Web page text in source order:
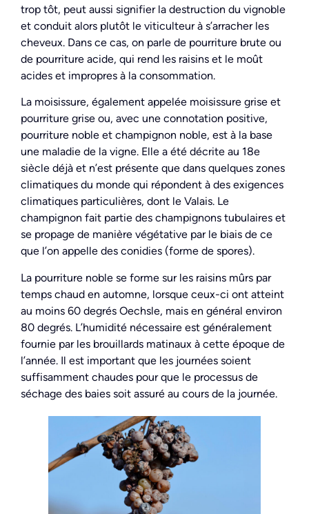
trop tôt, peut aussi signifier la destruction du vignoble
et conduit alors plutôt le viticulteur à s’arracher les
cheveux. Dans ce cas, on parle de pourriture brute ou
de pourriture acide, qui rend les raisins et le moût
acides et impropres à la consommation.
La moisissure, également appelée moisissure grise et
pourriture grise ou, avec une connotation positive,
pourriture noble et champignon noble, est à la base
une maladie de la vigne. Elle a été décrite au 18e
siècle déjà et n’est présente que dans quelques zones
climatiques du monde qui répondent à des exigences
climatiques particulières, dont le Valais. Le
champignon fait partie des champignons tubulaires et
se propage de manière végétative par le biais de ce
que l’on appelle des conidies (forme de spores).
La pourriture noble se forme sur les raisins mûrs par
temps chaud en automne, lorsque ceux-ci ont atteint
au moins 60 degrés Oechsle, mais en général environ
80 degrés. L’humidité nécessaire est généralement
fournie par les brouillards matinaux à cette époque de
l’année. Il est important que les journées soient
suffisamment chaudes pour que le processus de
séchage des baies soit assuré au cours de la journée.